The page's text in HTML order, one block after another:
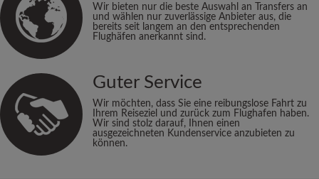
Wir bieten nur die beste Auswahl an Transfers an
und wählen nur zuverlässige Anbieter aus, die
bereits seit langem an den entsprechenden
Flughäfen anerkannt sind.
Guter Service
Wir möchten, dass Sie eine reibungslose Fahrt zu
Ihrem Reiseziel und zurück zum Flughafen haben.
Wir sind stolz darauf, Ihnen einen
ausgezeichneten Kundenservice anzubieten zu
können.